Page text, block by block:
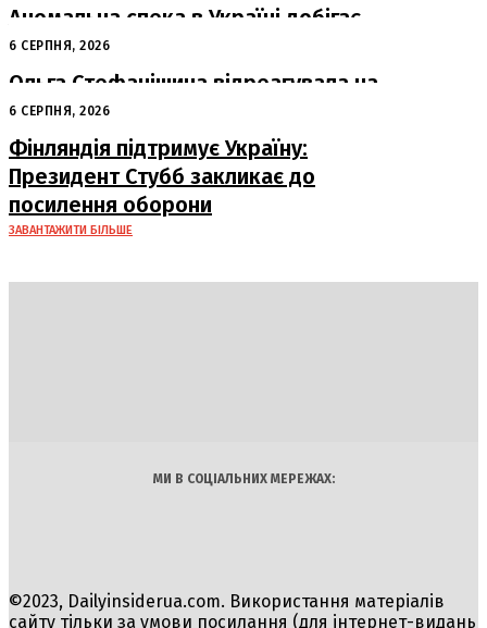
Аномальна спека в Україні добігає
кінця: очікується похолодання
6 СЕРПНЯ, 2026
Ольга Стефанішина відреагувала на
підозри від НАБУ та САП
6 СЕРПНЯ, 2026
Фінляндія підтримує Україну:
Президент Стубб закликає до
посилення оборони
ЗАВАНТАЖИТИ БІЛЬШЕ
МИ В СОЦІАЛЬНИХ МЕРЕЖАХ:
©2023, Dailyinsiderua.com. Використання матеріалів
сайту тільки за умови посилання (для інтернет-видань